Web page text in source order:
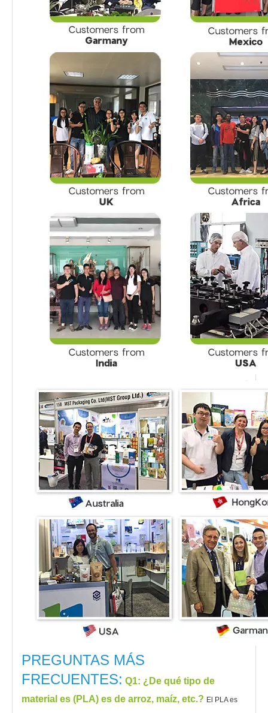
PREGUNTAS MÁS
FRECUENTES: Q1: ¿De qué tipo de
material es (PLA) es de arroz, maíz, etc.? El PLA es